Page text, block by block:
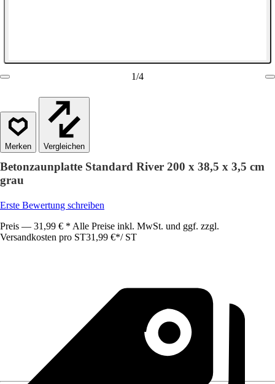
1/4
Vergleichen
Betonzaunplatte Standard River 200 x 38,5 x 3,5 cm
grau
Erste Bewertung schreiben
Preis — 31,99 € * Alle Preise inkl. MwSt. und ggf. zzgl.
Versandkosten pro ST31,99 €*/ ST